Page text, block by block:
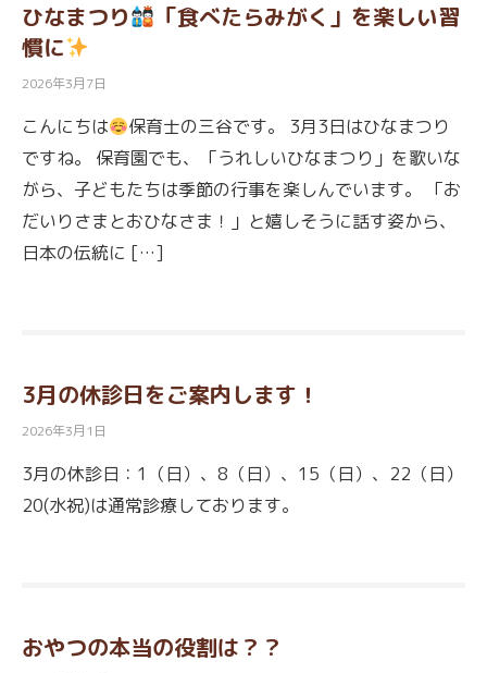
ひなまつり
「食べたらみがく」を楽しい習
慣に
2026年3月7日
こんにちは
保育士の三谷です。 3月3日はひなまつり
ですね。 保育園でも、「うれしいひなまつり」を歌いな
がら、子どもたちは季節の行事を楽しんでいます。 「お
だいりさまとおひなさま！」と嬉しそうに話す姿から、
日本の伝統に […]
3月の休診日をご案内します！
2026年3月1日
3月の休診日：1（日）、8（日）、15（日）、22（日）
20(水祝)は通常診療しております。
おやつの本当の役割は？？